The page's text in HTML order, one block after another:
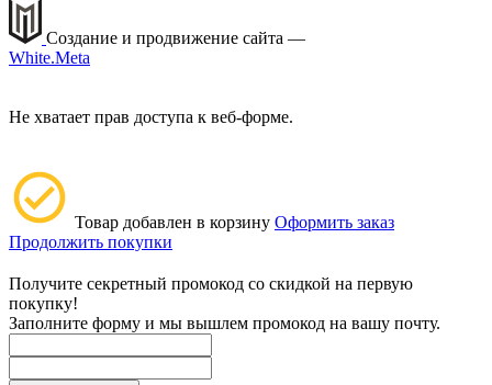
Создание и продвижение сайта —
White.Meta
Не хватает прав доступа к веб-форме.
Товар добавлен в корзину Оформить заказ
Продолжить покупки
Получите секретный промокод со скидкой на первую
покупку!
Заполните форму и мы вышлем промокод на вашу почту.